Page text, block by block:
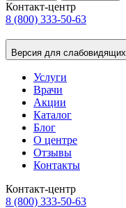
Контакт-центр
8 (800) 333-50-63
Версия для слабовидящих
Услуги
Врачи
Акции
Каталог
Блог
О центре
Отзывы
Контакты
Контакт-центр
8 (800) 333-50-63